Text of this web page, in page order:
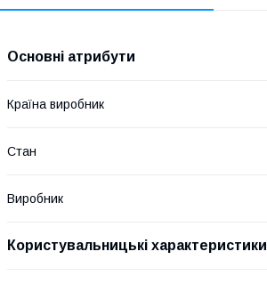
Основні атрибути
Країна виробник
Стан
Виробник
Користувальницькі характеристики